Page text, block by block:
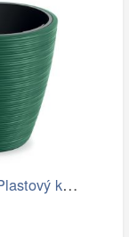
Prosperplast Plastový květináč Venas…